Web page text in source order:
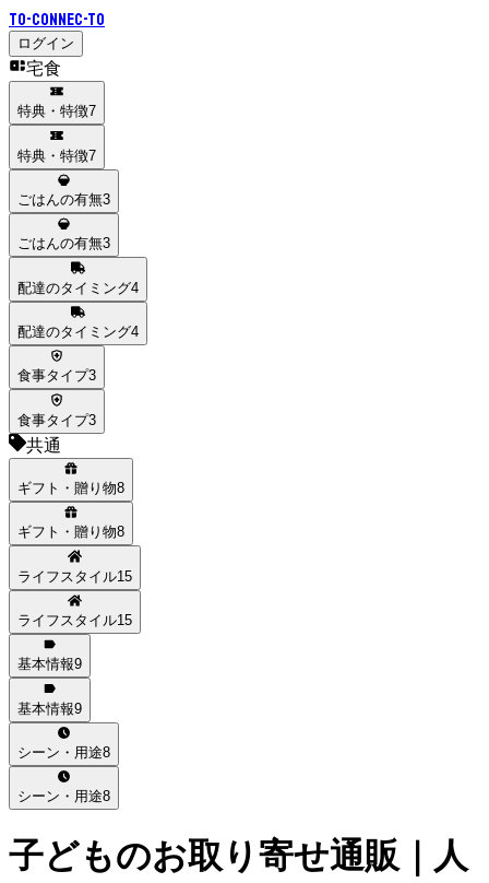
To-Connec-TO
ログイン
宅食
特典・特徴7
特典・特徴7
ごはんの有無3
ごはんの有無3
配達のタイミング4
配達のタイミング4
食事タイプ3
食事タイプ3
共通
ギフト・贈り物8
ギフト・贈り物8
ライフスタイル15
ライフスタイル15
基本情報9
基本情報9
シーン・用途8
シーン・用途8
子どものお取り寄せ通販｜人